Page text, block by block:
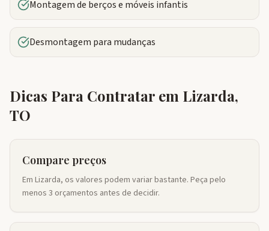
Montagem de berços e móveis infantis
Desmontagem para mudanças
Dicas Para Contratar em Lizarda,
TO
Compare preços
Em Lizarda, os valores podem variar bastante. Peça pelo
menos 3 orçamentos antes de decidir.